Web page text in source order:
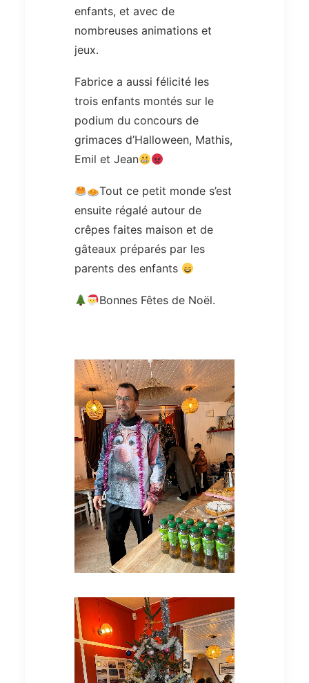
enfants, et avec de
nombreuses animations et
jeux.
Fabrice a aussi félicité les
trois enfants montés sur le
podium du concours de
grimaces d’Halloween, Mathis,
Emil et Jean
Tout ce petit monde s’est
ensuite régalé autour de
crêpes faites maison et de
gâteaux préparés par les
parents des enfants
Bonnes Fêtes de Noël.